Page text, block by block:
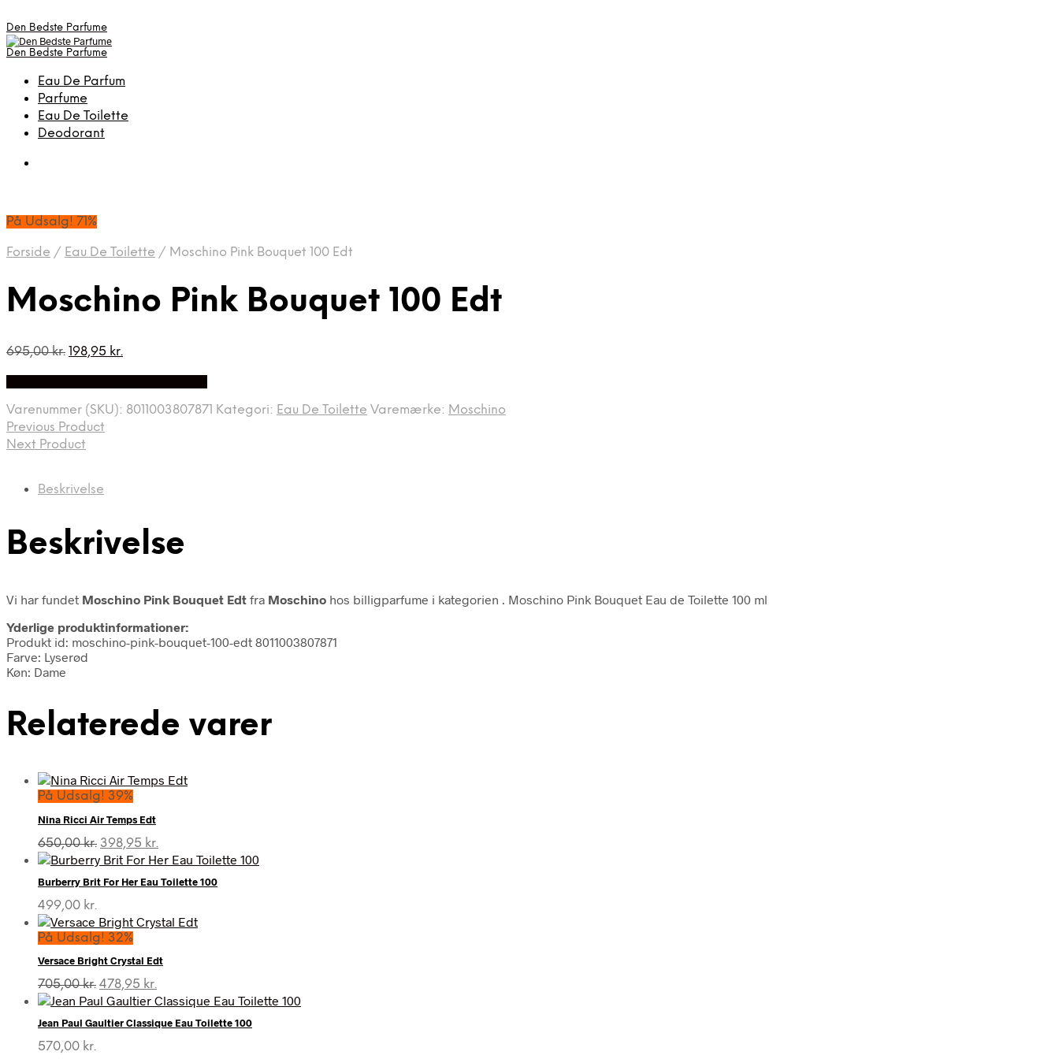
Den Bedste Parfume
Den Bedste Parfume
Eau De Parfum
Parfume
Eau De Toilette
Deodorant
På Udsalg! 71%
Forside / Eau De Toilette / Moschino Pink Bouquet 100 Edt
Moschino Pink Bouquet 100 Edt
695,00kr. Den
695,00 kr..
198,95 kr.
198,95 kr..
Varenummer (SKU): 8011003807871 Kategori: Eau De Toilette Varemærke: Moschino
Previous Product
Next Product
Beskrivelse
Beskrivelse
Vi har fundet Moschino Pink Bouquet Edt fra Moschino hos billigparfume i kategorien
. Moschino Pink Bouquet Eau de Toilette 100 ml
Yderlige produktinformationer:
Produkt id: moschino-pink-bouquet-100-edt 8011003807871
Farve: Lyserød
Køn: Dame
Relaterede varer
På Udsalg! 39%
Nina Ricci Air Temps Edt
650,00kr. Den
oprindelige
var:
398,95 kr.
aktuelle
er:
Burberry Brit For Her Eau Toilette 100
499,00 kr.
På Udsalg! 32%
Versace Bright Crystal Edt
705,00kr. Den
oprindelige
var:
478,95 kr.
aktuelle
er:
Jean Paul Gaultier Classique Eau Toilette 100
570,00 kr.